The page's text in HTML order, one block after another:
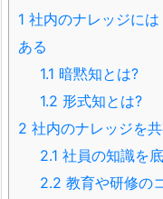
1 社内のナレッジに
ある
1.1 暗黙知とは?
1.2 形式知とは?
2 社内のナレッジを
2.1 社員の知識を
2.2 教育や研修の